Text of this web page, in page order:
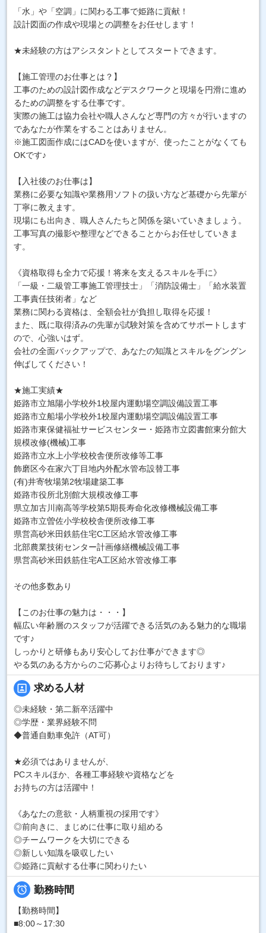
「水」や「空調」に関わる工事で姫路に貢献！
設計図面の作成や現場との調整をお任せします！
★未経験の方はアシスタントとしてスタートできます。
【施工管理のお仕事とは？】
工事のための設計図作成などデスクワークと現場を円滑に進め
るための調整をする仕事です。
実際の施工は協力会社や職人さんなど専門の方々が行いますの
であなたが作業をすることはありません。
※施工図面作成にはCADを使いますが、使ったことがなくても
OKです♪
【入社後のお仕事は】
業務に必要な知識や業務用ソフトの扱い方など基礎から先輩が
丁寧に教えます。
現場にも出向き、職人さんたちと関係を築いていきましょう。
工事写真の撮影や整理などできることからお任せしていきま
す。
《資格取得も全力で応援！将来を支えるスキルを手に》
「一級・二級管工事施工管理技士」「消防設備士」「給水装置
工事責任技術者」など
業務に関わる資格は、全額会社が負担し取得を応援！
また、既に取得済みの先輩が試験対策を含めてサポートします
ので、心強いはず。
会社の全面バックアップで、あなたの知識とスキルをグングン
伸ばしてください！
★施工実績★
姫路市立旭陽小学校外1校屋内運動場空調設備設置工事
姫路市立船場小学校外1校屋内運動場空調設備設置工事
姫路市東保健福祉サービスセンター・姫路市立図書館東分館大
規模改修(機械)工事
姫路市立水上小学校校舎便所改修等工事
飾磨区今在家六丁目地内外配水管布設替工事
(有)井寄牧場第2牧場建築工事
姫路市役所北別館大規模改修工事
県立加古川南高等学校第5期長寿命化改修機械設備工事
姫路市立曽佐小学校校舎便所改修工事
県営高砂米田鉄筋住宅C工区給水管改修工事
北部農業技術センター計画修繕機械設備工事
県営高砂米田鉄筋住宅A工区給水管改修工事
その他多数あり
【このお仕事の魅力は・・・】
幅広い年齢層のスタッフが活躍できる活気のある魅力的な職場
です♪
しっかりと研修もあり安心してお仕事ができます◎
やる気のある方からのご応募心よりお待ちしております♪
portrait 求める人材
◎未経験・第二新卒活躍中
◎学歴・業界経験不問
◆普通自動車免許（AT可）
★必須ではありませんが、
PCスキルほか、各種工事経験や資格などを
お持ちの方は活躍中！
《あなたの意欲・人柄重視の採用です》
◎前向きに、まじめに仕事に取り組める
◎チームワークを大切にできる
◎新しい知識を吸収したい
◎姫路に貢献する仕事に関わりたい
 勤務時間
【勤務時間】
■8:00～17:30